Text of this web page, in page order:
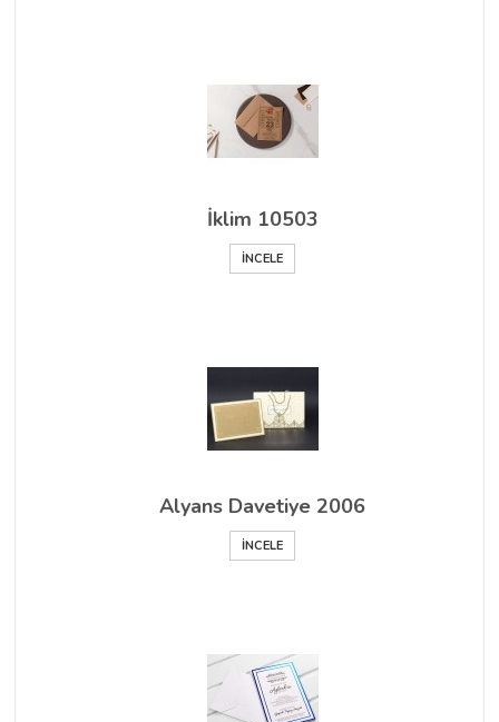
İklim 10503
İNCELE
Alyans Davetiye 2006
İNCELE